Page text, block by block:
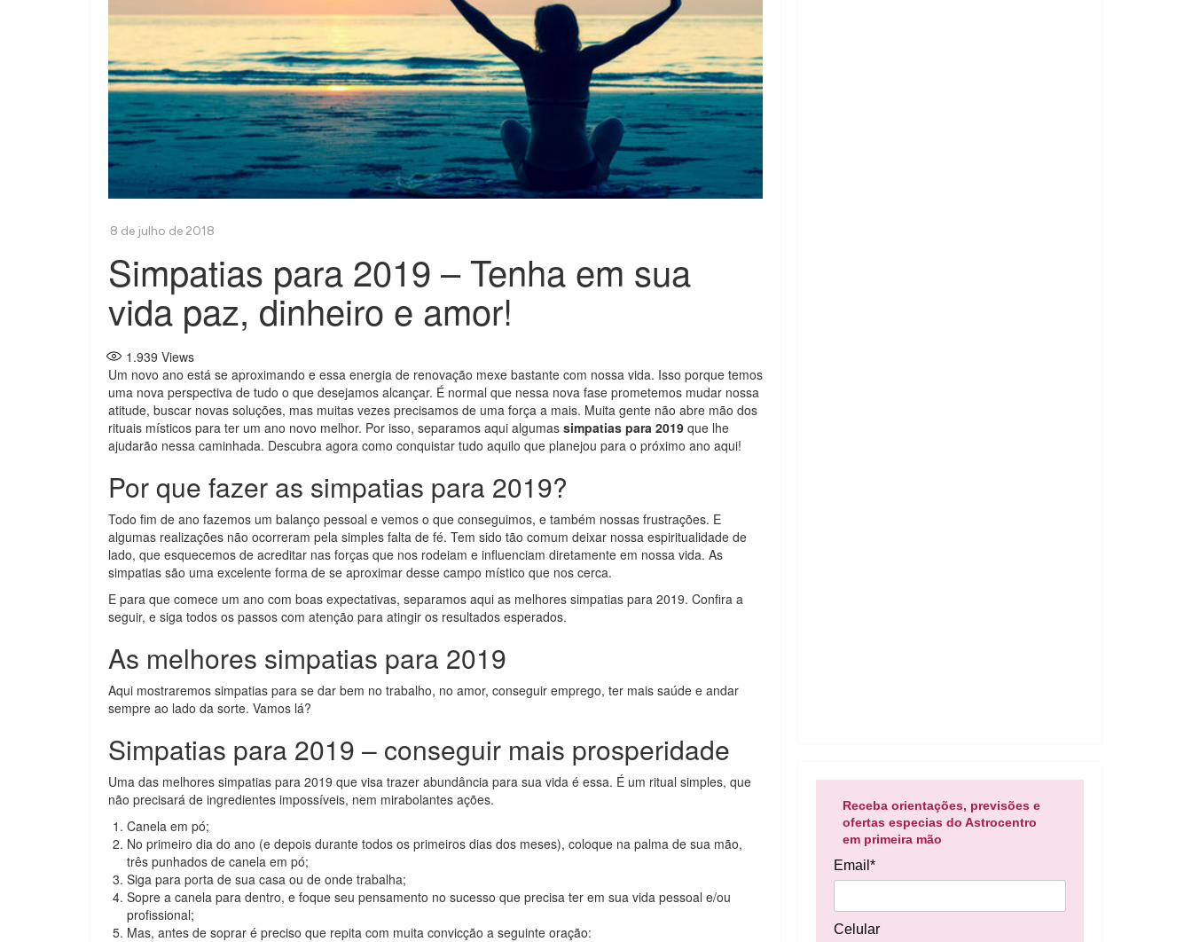
Simpatias para 2019 – Tenha em sua
vida paz, dinheiro e amor!
1.939 Views
Um novo ano está se aproximando e essa energia de renovação mexe bastante com nossa vida. Isso porque temos
uma nova perspectiva de tudo o que desejamos alcançar. É normal que nessa nova fase prometemos mudar nossa
atitude, buscar novas soluções, mas muitas vezes precisamos de uma força a mais. Muita gente não abre mão dos
rituais místicos para ter um ano novo melhor. Por isso, separamos aqui algumas simpatias para 2019 que lhe
ajudarão nessa caminhada. Descubra agora como conquistar tudo aquilo que planejou para o próximo ano aqui!
Por que fazer as simpatias para 2019?
Todo fim de ano fazemos um balanço pessoal e vemos o que conseguimos, e também nossas frustrações. E
algumas realizações não ocorreram pela simples falta de fé. Tem sido tão comum deixar nossa espiritualidade de
lado, que esquecemos de acreditar nas forças que nos rodeiam e influenciam diretamente em nossa vida. As
simpatias são uma excelente forma de se aproximar desse campo místico que nos cerca.
E para que comece um ano com boas expectativas, separamos aqui as melhores simpatias para 2019. Confira a
seguir, e siga todos os passos com atenção para atingir os resultados esperados.
As melhores simpatias para 2019
Aqui mostraremos simpatias para se dar bem no trabalho, no amor, conseguir emprego, ter mais saúde e andar
sempre ao lado da sorte. Vamos lá?
Simpatias para 2019 – conseguir mais prosperidade
Uma das melhores simpatias para 2019 que visa trazer abundância para sua vida é essa. É um ritual simples, que
não precisará de ingredientes impossíveis, nem mirabolantes ações.
Canela em pó;
No primeiro dia do ano (e depois durante todos os primeiros dias dos meses), coloque na palma de sua mão,
três punhados de canela em pó;
Siga para porta de sua casa ou de onde trabalha;
Sopre a canela para dentro, e foque seu pensamento no sucesso que precisa ter em sua vida pessoal e/ou
profissional;
Mas, antes de soprar é preciso que repita com muita convicção a seguinte oração:
Receba orientações, previsões e
ofertas especias do Astrocentro
em primeira mão
Email*
Celular